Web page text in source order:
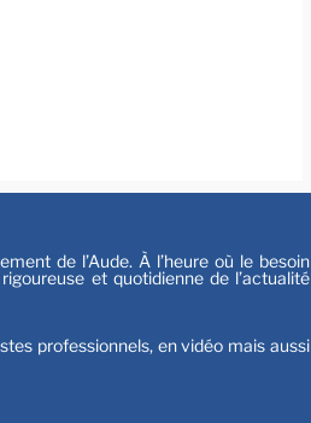
de l’Aude. À l’heure où le besoin
et quotidienne de l’actualité
professionnels, en vidéo mais aussi